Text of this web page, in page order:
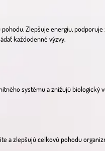
Zlepšuje energiu,
každodenné výzvy.
systému a znižujú biologický
a zlepšujú celkovú pohodu